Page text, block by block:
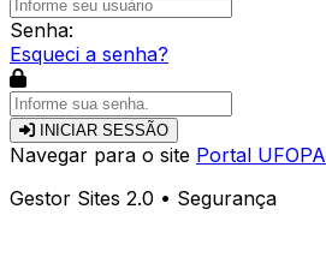
Senha:
Esqueci a senha?
INICIAR SESSÃO
Navegar para o site Portal UFOPA
Gestor Sites 2.0 • Segurança